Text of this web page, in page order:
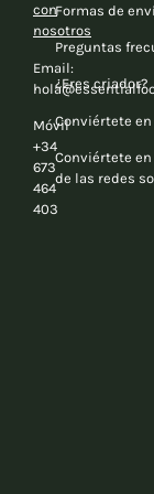
con
nosotros
Email:
Móvil
+34
673
464
403
Formas de
Preguntas
¿Eres criador?
Conviértete
Conviértete
de las redes